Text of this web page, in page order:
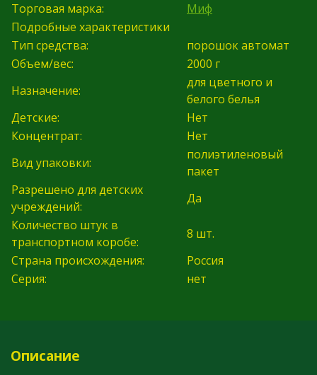
Торговая марка:
Миф
Подробные характеристики
Тип средства:
порошок автомат
Объем/вес:
2000 г
Назначение:
для цветного и
белого белья
Детские:
Нет
Концентрат:
Нет
Вид упаковки:
полиэтиленовый
пакет
Разрешено для детских
учреждений:
Да
Количество штук в
транспортном коробе:
8 шт.
Страна происхождения:
Россия
Серия:
нет
Описание